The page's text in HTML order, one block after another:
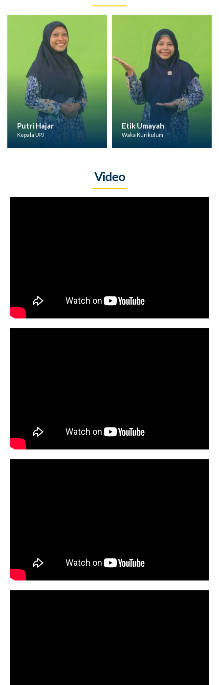
Putri Hajar
Kepala UPJ
Etik Umayah
Waka Kurikulum
Video